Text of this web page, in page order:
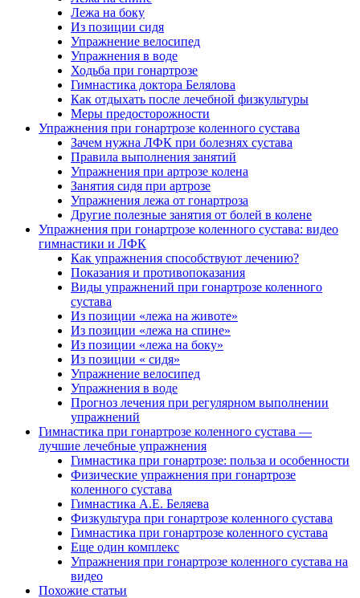
Лежа на боку
Из позиции сидя
Упражнение велосипед
Упражнения в воде
Ходьба при гонартрозе
Гимнастика доктора Белялова
Как отдыхать после лечебной физкультуры
Меры предосторожности
Упражнения при гонартрозе коленного сустава
Зачем нужна ЛФК при болезнях сустава
Правила выполнения занятий
Упражнения при артрозе колена
Занятия сидя при артрозе
Упражнения лежа от гонартроза
Другие полезные занятия от болей в колене
Упражнения при гонартрозе коленного сустава: видео
гимнастики и ЛФК
Как упражнения способствуют лечению?
Показания и противопоказания
Виды упражнений при гонартрозе коленного
сустава
Из позиции «лежа на животе»
Из позиции «лежа на спине»
Из позиции «лежа на боку»
Из позиции « сидя»
Упражнение велосипед
Упражнения в воде
Прогноз лечения при регулярном выполнении
упражнений
Гимнастика при гонартрозе коленного сустава —
лучшие лечебные упражнения
Гимнастика при гонартрозе: польза и особенности
Физические упражнения при гонартрозе
коленного сустава
Гимнастика А.Е. Беляева
Физкультура при гонартрозе коленного сустава
Гимнастика при гонартрозе коленного сустава
Еще один комплекс
Упражнения при гонартрозе коленного сустава на
видео
Похожие статьи